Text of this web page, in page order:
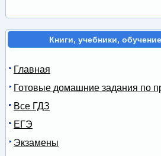
Книги, учебники,
Главная
Готовые домашние задания по
Все ГДЗ
ЕГЭ
Экзамены